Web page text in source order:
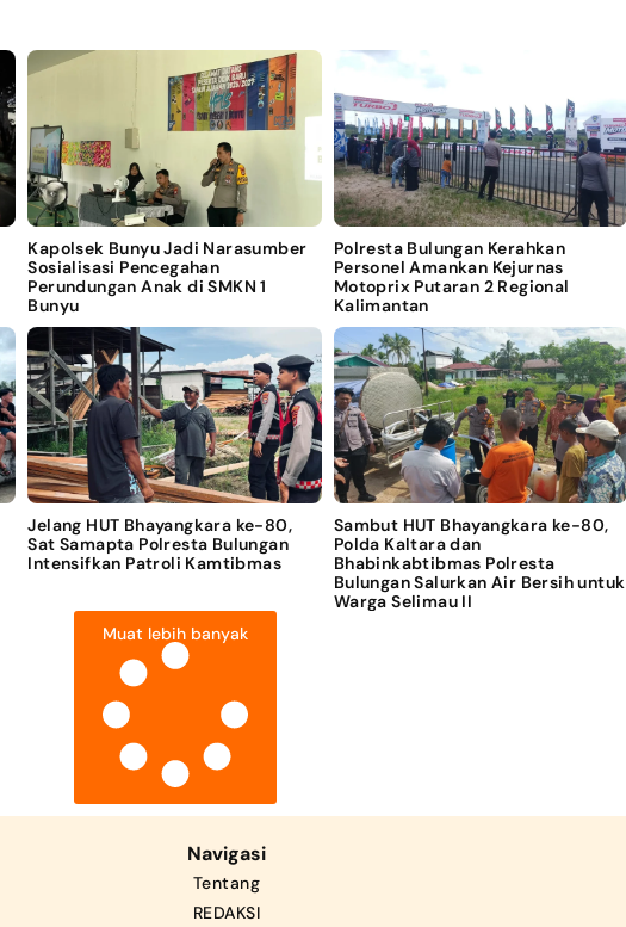
Kapolsek Bunyu Jadi Narasumber
Sosialisasi Pencegahan
Perundungan Anak di SMKN 1
Bunyu
Polresta Bulungan Kerahkan
Personel Amankan Kejurnas
Motoprix Putaran 2 Regional
Kalimantan
Jelang HUT Bhayangkara ke-80,
Sat Samapta Polresta Bulungan
Intensifkan Patroli Kamtibmas
Sambut HUT Bhayangkara ke-80,
Polda Kaltara dan
Bhabinkabtibmas Polresta
Bulungan Salurkan Air Bersih untuk
Warga Selimau II
Muat lebih banyak
Navigasi
Tentang
REDAKSI